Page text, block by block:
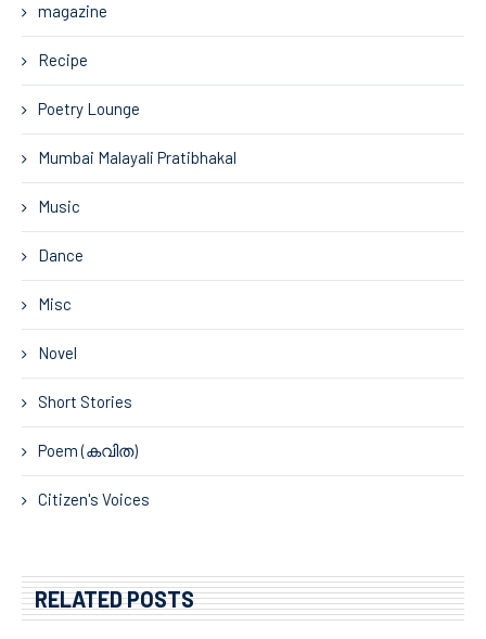
magazine
Recipe
Poetry Lounge
Mumbai Malayali Pratibhakal
Music
Dance
Misc
Novel
Short Stories
Poem (കവിത)
Citizen's Voices
RELATED POSTS